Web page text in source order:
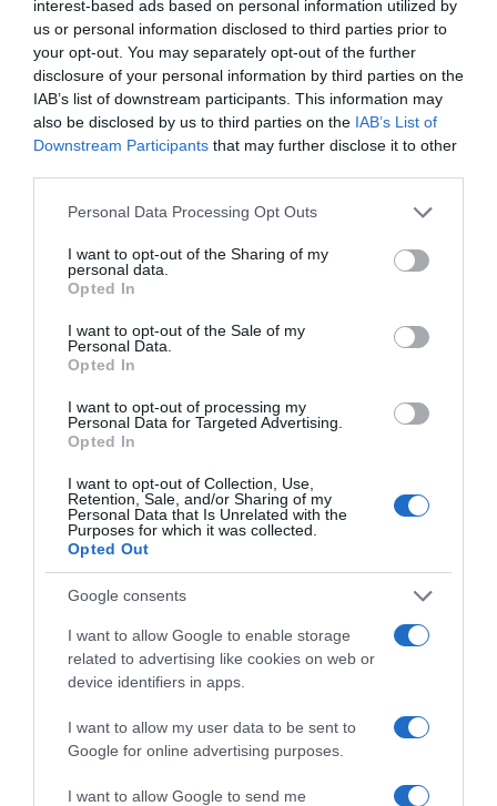
interest-based ads based on personal information utilized by
us or personal information disclosed to third parties prior to
your opt-out. You may separately opt-out of the further
disclosure of your personal information by third parties on the
IAB’s list of downstream participants. This information may
also be disclosed by us to third parties on the IAB’s List of
Downstream Participants that may further disclose it to other
Please note that this website/app uses one or more Google
not limited to your visit or usage behaviour. You may click to
grant or deny consent to Google and its third-party tags to
use your data for below specified purposes in below Google
consent section.
Personal Data Processing Opt Outs
I want to opt-out of the Sharing of my
personal data.
Opted In
I want to opt-out of the Sale of my
Personal Data.
Opted In
I want to opt-out of processing my
Personal Data for Targeted Advertising.
Opted In
I want to opt-out of Collection, Use,
Retention, Sale, and/or Sharing of my
Personal Data that Is Unrelated with the
Purposes for which it was collected.
Opted Out
Google consents
I want to allow Google to enable storage
related to advertising like cookies on web or
device identifiers in apps.
I want to allow my user data to be sent to
Google for online advertising purposes.
I want to allow Google to send me
Forrás: Blikk
Facebook
Címkék: szerelem,párkapcsolat,Harry herceg
Meghan Markle
, költözés összeköltözés
Korábbi bejegyzések
HASONLÓ BEJEGYZÉSEK
Citromos tiramisu recept limoncellóval